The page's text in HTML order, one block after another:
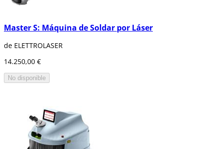
Master S: Máquina de Soldar por Láser
de ELETTROLASER
14.250,00 €
No disponible